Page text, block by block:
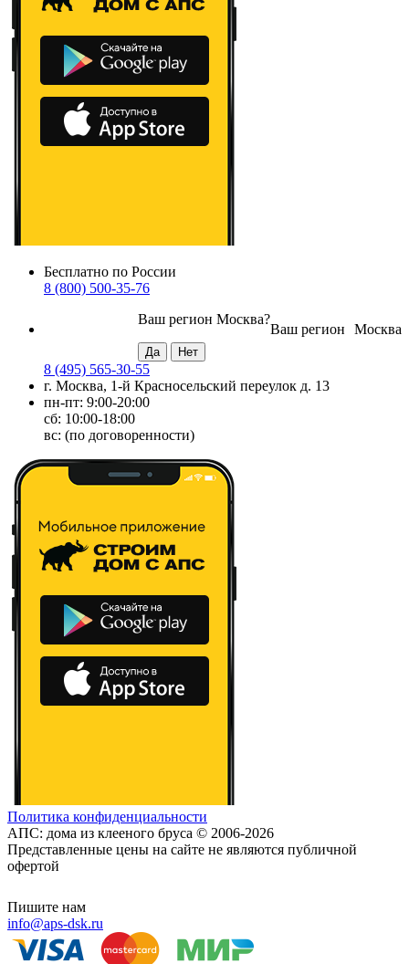
Бесплатно по России
8 (800) 500-35-76
Москва
Ваш регион
Ваш регион Москва?
8 (495) 565-30-55
г. Москва, 1-й Красносельский переулок д. 13
пн-пт: 9:00-20:00
сб: 10:00-18:00
вс: (по договоренности)
Политика конфиденциальности
АПС: дома из клееного бруса © 2006-2026
Представленные цены на сайте не являются публичной
офертой
Пишите нам
info@aps-dsk.ru